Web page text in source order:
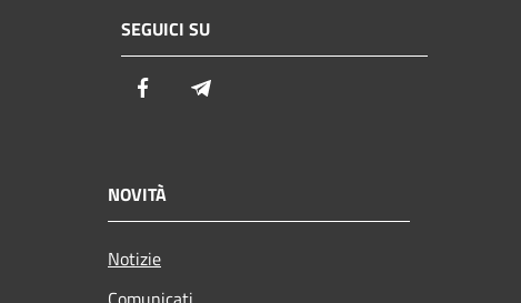
SEGUICI SU
Facebook
NOVITÀ
Notizie